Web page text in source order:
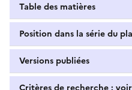
Table des matières
Position dans la série du
Versions publiées